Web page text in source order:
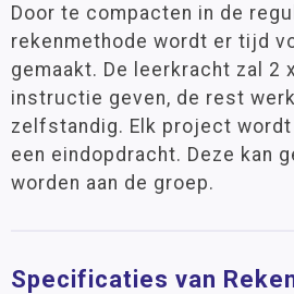
Door te compacten in de
rekenmethode wordt er tijd
gemaakt. De leerkracht zal 2
instructie geven, de rest
zelfstandig. Elk project
een eindopdracht. Deze kan
worden aan de groep.
Specificaties van